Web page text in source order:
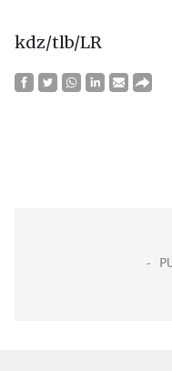
kdz/tlb/LR